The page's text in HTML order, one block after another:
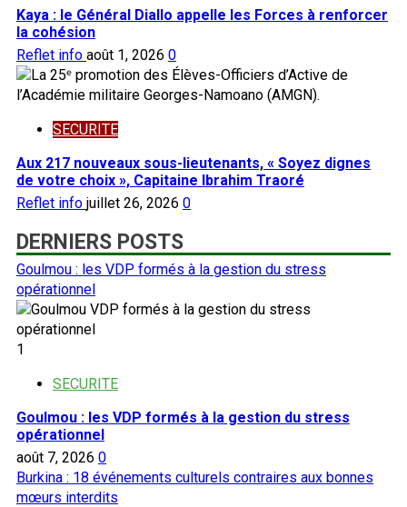
Kaya : le Général Diallo appelle les Forces à renforcer
la cohésion
Reflet info août 1, 2026 0
SECURITE
Aux 217 nouveaux sous-lieutenants, « Soyez dignes
de votre choix », Capitaine Ibrahim Traoré
Reflet info juillet 26, 2026 0
DERNIERS POSTS
Goulmou : les VDP formés à la gestion du stress
opérationnel
1
SECURITE
Goulmou : les VDP formés à la gestion du stress
opérationnel
août 7, 2026 0
Burkina : 18 événements culturels contraires aux bonnes
mœurs interdits